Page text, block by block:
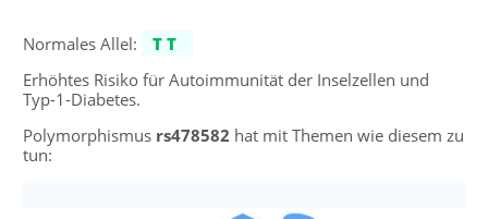
Normales Allel:
TT
Erhöhtes Risiko für Autoimmunität der Inselzellen und
Typ-1-Diabetes.
Polymorphismus rs478582 hat mit Themen wie diesem zu
tun: